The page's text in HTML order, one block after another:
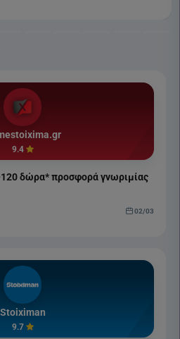
9.4
δώρα* προσφορά γνωριμίας
02/03
Stoiximan
9.7